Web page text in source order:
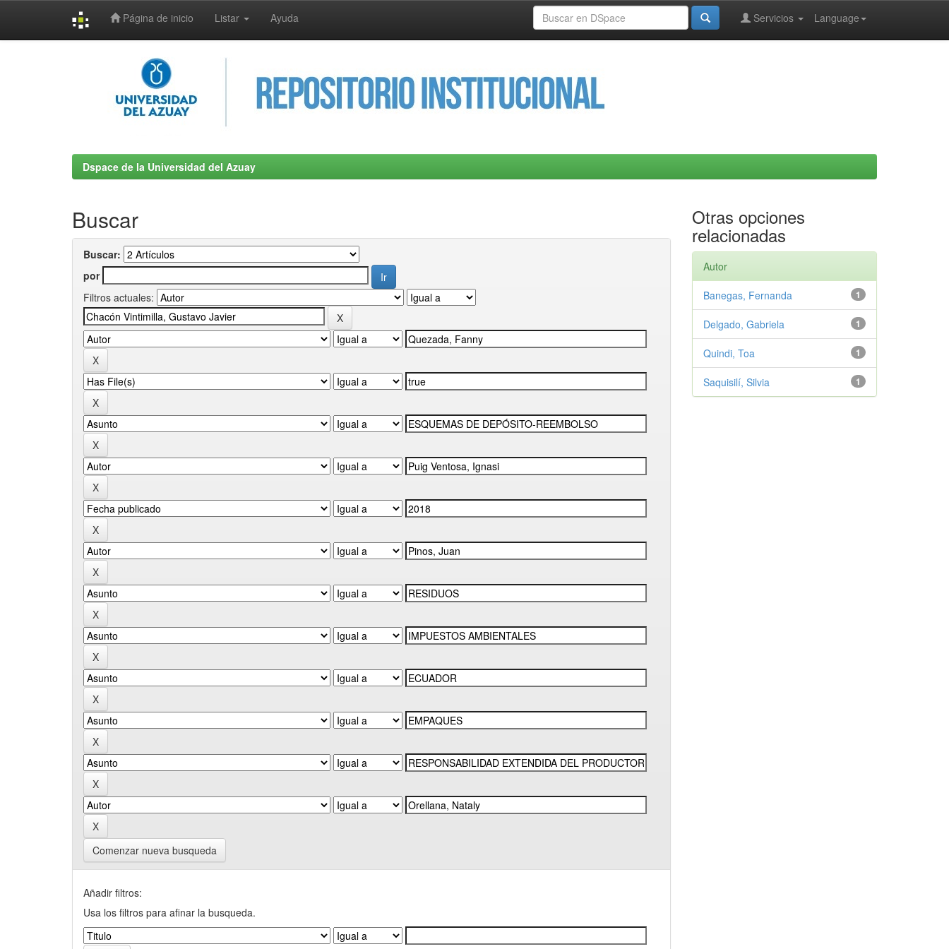
Página de inicio Listar Ayuda Language
Servicios
Dspace de la Universidad del Azuay
Buscar
Buscar:
por
Filtros actuales:
Comenzar nueva busqueda
Añadir filtros:
Usa los filtros para afinar la busqueda.
Otras opciones
relacionadas
Autor
1
Banegas, Fernanda
1
Delgado, Gabriela
1
Quindi, Toa
1
Saquisilí, Silvia